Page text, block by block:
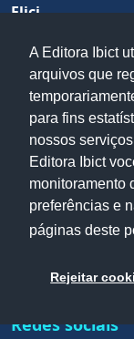
A Editora Ibict
arquivos que
para fins
nossos
Editora Ibict
monitoramento
preferências e
páginas deste
Rejeitar
Flici
Parcerias
ReBraCi
Acordos de
Redes sociais